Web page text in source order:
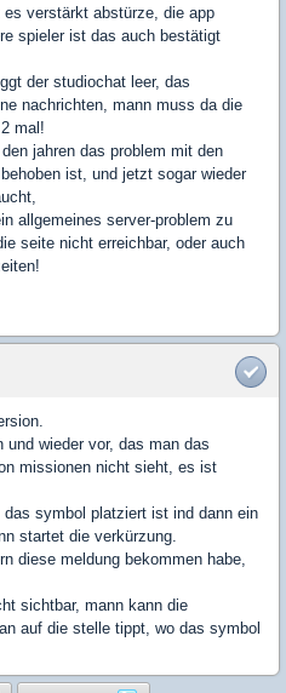
verstärkt abstürze, die app
spieler ist das auch bestätigt
der studiochat leer, das
nachrichten, mann muss da die
mal!
jahren das problem mit den
ist, und jetzt sogar wieder
allgemeines server-problem zu
seite nicht erreichbar, oder auch
und wieder vor, das man das
missionen nicht sieht, es ist
symbol platziert ist ind dann ein
startet die verkürzung.
diese meldung bekommen habe,
sichtbar, mann kann die
auf die stelle tippt, wo das symbol